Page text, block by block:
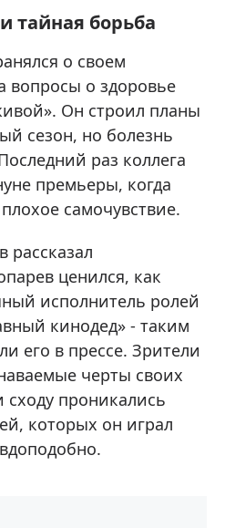
тайная борьба
о своем
вопросы о здоровье
Он строил планы
сезон, но болезнь
раз коллега
премьеры, когда
самочувствие.
ценился, как
исполнитель ролей
кинодед» - таким
его в прессе. Зрители
черты своих
сходу проникались
которых он играл